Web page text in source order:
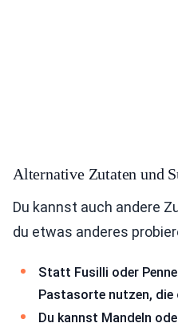
Alternative Zutaten und
Du kannst auch andere
du etwas anderes
Statt Fusilli oder
Pastasorte nutzen, die
Du kannst Mandeln